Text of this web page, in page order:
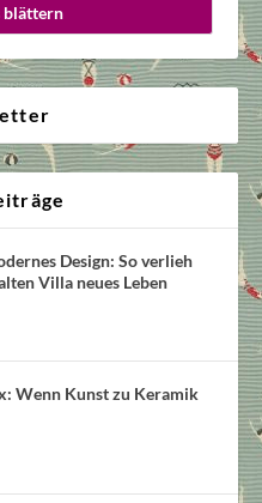
blättern
Design: So verlieh
Villa neues Leben
Wenn Kunst zu Keramik